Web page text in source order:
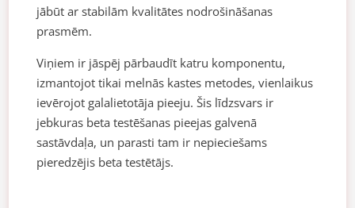
jābūt ar stabilām kvalitātes nodrošināšanas
prasmēm.
Viņiem ir jāspēj pārbaudīt katru komponentu,
izmantojot tikai melnās kastes metodes, vienlaikus
ievērojot galalietotāja pieeju. Šis līdzsvars ir
jebkuras beta testēšanas pieejas galvenā
sastāvdaļa, un parasti tam ir nepieciešams
pieredzējis beta testētājs.